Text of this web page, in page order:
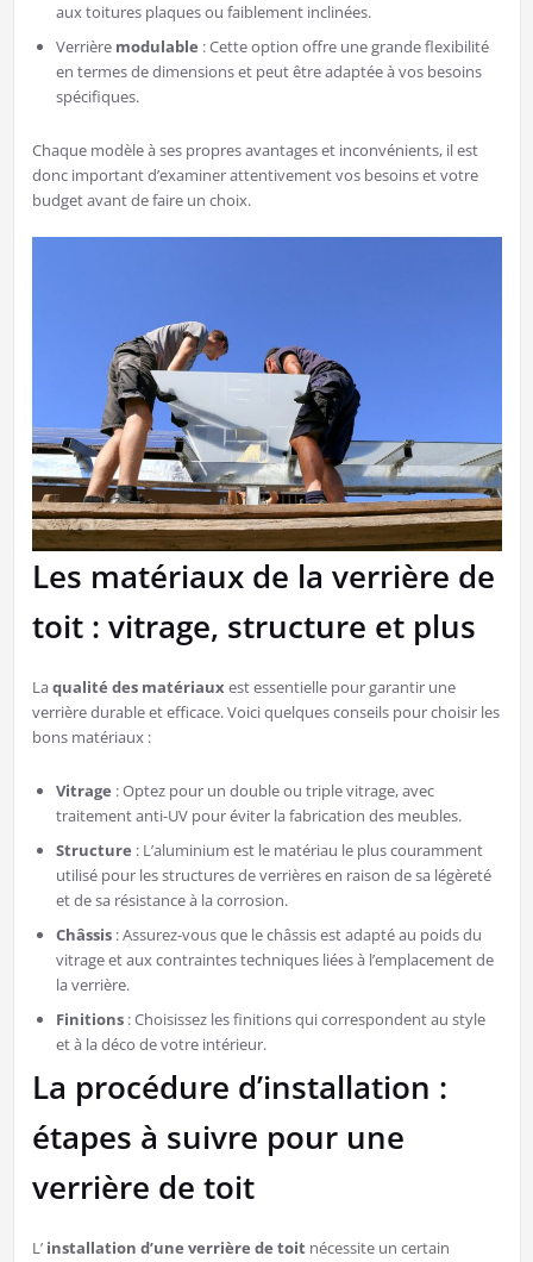
aux toitures plaques ou faiblement inclinées.
Verrière modulable : Cette option offre une grande flexibilité
en termes de dimensions et peut être adaptée à vos besoins
spécifiques.
Chaque modèle à ses propres avantages et inconvénients, il est
donc important d’examiner attentivement vos besoins et votre
budget avant de faire un choix.
Les matériaux de la verrière de
toit : vitrage, structure et plus
Laqualité des matériaux est essentielle pour garantir une
verrière durable et efficace. Voici quelques conseils pour choisir les
bons matériaux :
Vitrage : Optez pour un double ou triple vitrage, avec
traitement anti-UV pour éviter la fabrication des meubles.
Structure : L’aluminium est le matériau le plus couramment
utilisé pour les structures de verrières en raison de sa légèreté
et de sa résistance à la corrosion.
Châssis: Assurez-vous que le châssis est adapté au poids du
vitrage et aux contraintes techniques liées à l’emplacement de
la verrière.
Finitions: Choisissez les finitions qui correspondent au style
et à la déco de votre intérieur.
La procédure d’installation :
étapes à suivre pour une
verrière de toit
L’ installation d’une verrière de toitnécessite un certain